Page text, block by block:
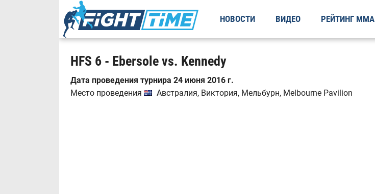
НОВОСТИ ВИДЕО РЕЙТИНГ ММА
HFS 6 - Ebersole vs. Kennedy
Дата проведения турнира 24 июня 2016 г.
Место проведения
Австралия, Виктория, Мельбурн, Melbourne Pavilion